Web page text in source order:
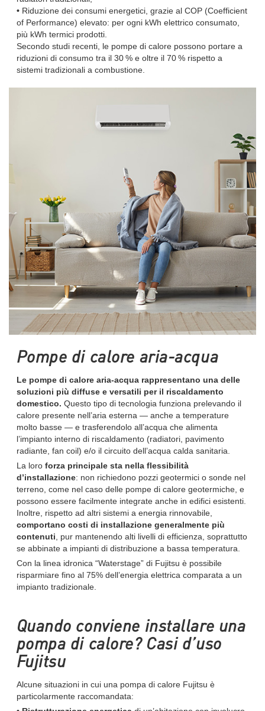
• Riduzione dei consumi energetici, grazie al COP (Coefficient
of Performance) elevato: per ogni kWh elettrico consumato,
più kWh termici prodotti.
Secondo studi recenti, le pompe di calore possono portare a
riduzioni di consumo tra il 30 % e oltre il 70 % rispetto a
sistemi tradizionali a combustione.
Pompe di calore aria-acqua
Le pompe di calore aria-acqua rappresentano una delle
soluzioni più diffuse e versatili per il riscaldamento
domestico. Questo tipo di tecnologia funziona prelevando il
calore presente nell’aria esterna — anche a temperature
molto basse — e trasferendolo all’acqua che alimenta
l’impianto interno di riscaldamento (radiatori, pavimento
radiante, fan coil) e/o il circuito dell’acqua calda sanitaria.
La loro forza principale sta nella flessibilità
d’installazione: non richiedono pozzi geotermici o sonde nel
terreno, come nel caso delle pompe di calore geotermiche, e
possono essere facilmente integrate anche in edifici esistenti.
Inoltre, rispetto ad altri sistemi a energia rinnovabile,
comportano costi di installazione generalmente più
contenuti , pur mantenendo alti livelli di efficienza, soprattutto
se abbinate a impianti di distribuzione a bassa temperatura.
Con la linea idronica “Waterstage” di Fujitsu è possibile
risparmiare fino al 75% dell’energia elettrica comparata a un
impianto tradizionale.
Quando conviene installare una
pompa di calore? Casi d’uso
Fujitsu
Alcune situazioni in cui una pompa di calore Fujitsu è
particolarmente raccomandata: